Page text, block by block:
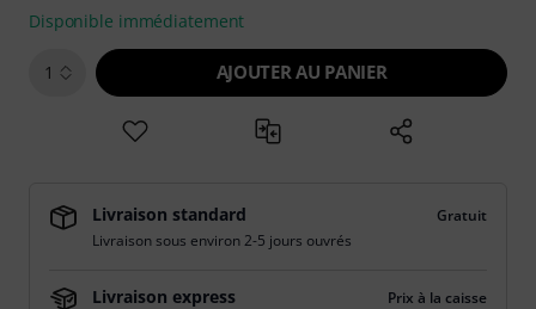
Disponible immédiatement
1 AJOUTER AU PANIER
Livraison standard
Gratuit
Livraison sous environ 2-5 jours ouvrés
Livraison express
Prix à la caisse